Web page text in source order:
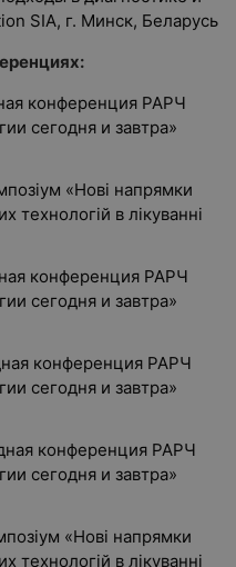
SIA, г. Минск, Беларусь
конференция РАРЧ
сегодня и завтра»
«Hoві напрямки
технологій в лікуванні
конференция РАРЧ
сегодня и завтра»
конференция РАРЧ
сегодня и завтра»
конференция РАРЧ
сегодня и завтра»
«Hoвi напрямки
технологій в лікуванні